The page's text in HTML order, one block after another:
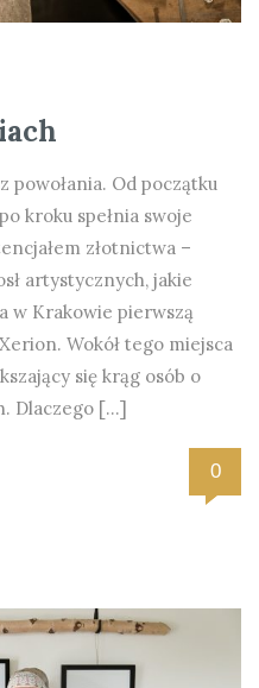
powołania. Od początku
kroku spełnia swoje
złotnictwa –
artystycznych, jakie
w Krakowie pierwszą
Wokół tego miejsca
się krąg osób o
Dlaczego […]
0